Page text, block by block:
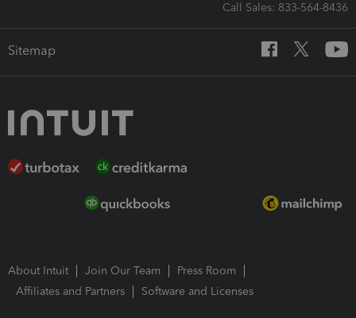
Call Sales: 833-564-8436
Sitemap
About Intuit Join Our Team
Press Room
Affiliates and Partners
Software and Licenses